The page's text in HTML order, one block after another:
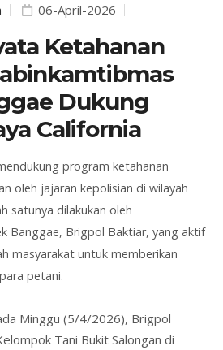
06-April-2026
Ketahanan
Dukung
California
program ketahanan
oleh jajaran kepolisian di wilayah
satunya dilakukan oleh
Banggae, Brigpol Baktiar, yang aktif
masyarakat untuk memberikan
petani.
Minggu (5/4/2026), Brigpol
Tani Bukit Salongan di